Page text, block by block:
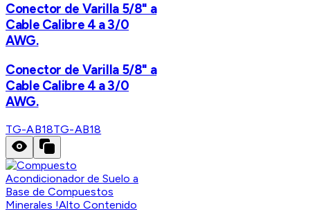
Conector de Varilla 5/8" a
Cable Calibre 4 a 3/0
AWG.
Conector de Varilla 5/8" a
Cable Calibre 4 a 3/0
AWG.
TG-AB18TG-AB18